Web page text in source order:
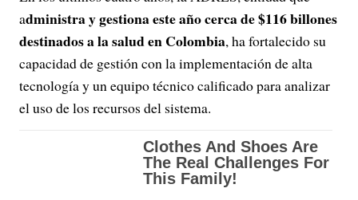
administra y gestiona este año cerca de $116 billones
destinados a la salud en Colombia, ha fortalecido su
capacidad de gestión con la implementación de alta
tecnología y un equipo técnico calificado para analizar
el uso de los recursos del sistema.